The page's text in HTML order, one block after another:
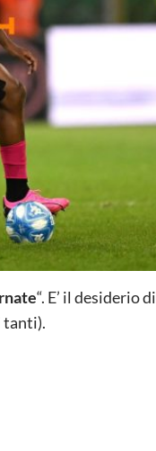
“. E’ il desiderio di
tanti).